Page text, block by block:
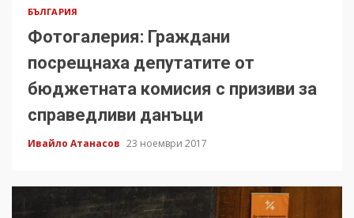
БЪЛГАРИЯ
Фотогалерия: Граждани
посрещнаха депутатите от
бюджетната комисия с призиви за
справедливи данъци
Ивайло Атанасов 23 ноември 2017